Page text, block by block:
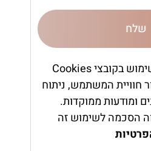
באתר זה נעשה שימוש בקובצי Cookies
חוויית המשתמש, ניתוח
ומודעות ממוקדות.
הסכמה לשימוש זה
שלח